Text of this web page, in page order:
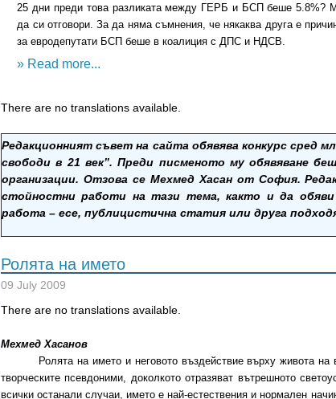
25 дни преди това разликата между ГЕРБ и БСП беше 5.8%?
да си отговори. За да няма съмнения, че някаква друга е
за евродепутати БСП беше в коалиция с ДПС и НДСВ.
» Read more...
There are no translations available.
Редакционният съвет на сайта обявява конкурс сред
свободи в 21 век”. Преди писменото му обявяване
организации. Отзова се Мехмед Хасан от София.
стойностни работи на тази тема, както и да обяви
работа – есе, публицистична статия или друга
Ролята на името
09 July 2009
There are no translations available.
Мехмед Хасанов
Ролята на името и неговото въздействие върху живота
творческите псевдоними, доколкото отразяват вътрешното
всички останали случаи, името е най-естествения и нормален